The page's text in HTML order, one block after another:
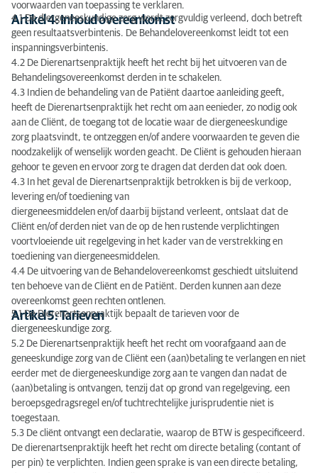
voorwaarden van toepassing te verklaren.
Artikel 4: Inhoud overeenkomst
4.1 De diergeneeskundige zorg wordt zorgvuldig verleend, doch betreft
geen resultaatsverbintenis. De Behandelovereenkomst leidt tot een
inspanningsverbintenis.
4.2 De Dierenartsenpraktijk heeft het recht bij het uitvoeren van de
Behandelingsovereenkomst derden in te schakelen.
4.3 Indien de behandeling van de Patiënt daartoe aanleiding geeft,
heeft de Dierenartsenpraktijk het recht om aan eenieder, zo nodig ook
aan de Cliënt, de toegang tot de locatie waar de diergeneeskundige
zorg plaatsvindt, te ontzeggen en/of andere voorwaarden te geven die
noodzakelijk of wenselijk worden geacht. De Cliënt is gehouden hieraan
gehoor te geven en ervoor zorg te dragen dat derden dat ook doen.
4.3 In het geval de Dierenartsenpraktijk betrokken is bij de verkoop,
levering en/of toediening van
diergeneesmiddelen en/of daarbij bijstand verleent, ontslaat dat de
Cliënt en/of derden niet van de op de hen rustende verplichtingen
voortvloeiende uit regelgeving in het kader van de verstrekking en
toediening van diergeneesmiddelen.
4.4 De uitvoering van de Behandelovereenkomst geschiedt uitsluitend
ten behoeve van de Cliënt en de Patiënt. Derden kunnen aan deze
overeenkomst geen rechten ontlenen.
Artikel 5: Tarieven
5.1 De Dierenartsenpraktijk bepaalt de tarieven voor de
diergeneeskundige zorg.
5.2 De Dierenartsenpraktijk heeft het recht om voorafgaand aan de
geneeskundige zorg van de Cliënt een (aan)betaling te verlangen en niet
eerder met de diergeneeskundige zorg aan te vangen dan nadat de
(aan)betaling is ontvangen, tenzij dat op grond van regelgeving, een
beroepsgedragsregel en/of tuchtrechtelijke jurisprudentie niet is
toegestaan.
5.3 De cliënt ontvangt een declaratie, waarop de BTW is gespecificeerd.
De dierenartsenpraktijk heeft het recht om directe betaling (contant of
per pin) te verplichten. Indien geen sprake is van een directe betaling,